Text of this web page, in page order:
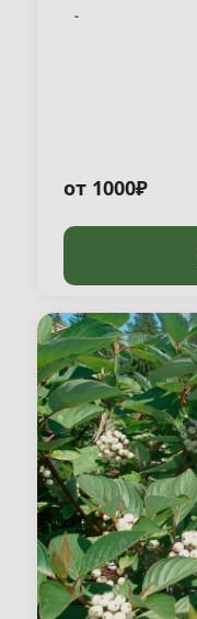
-
от 1000₽